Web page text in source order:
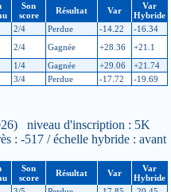
Son
score
Résultat Var
Var
Hybride
2/4 Perdue -14.22
-16.34
2/4 Gagnée +28.36
+21.1
1/4 Gagnée +29.06
+21.74
3/4 Perdue -17.72 -19.69
niveau d'inscription : 5K
: -517 / échelle hybride : avant
Son
score
Résultat Var
Var
Hybride